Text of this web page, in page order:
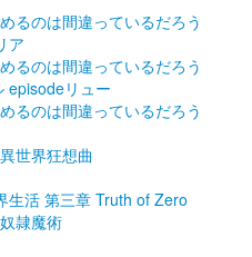
るのは間違っているだろう
ア
るのは間違っているだろう
episodeリュー
るのは間違っているだろう
世界狂想曲
生活 第三章 Truth of Zero
隷魔術